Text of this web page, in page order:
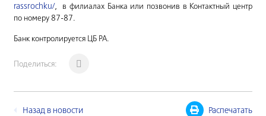
rassrochku/, в филиалах Банка или позвонив в Контактный центр
по номеру 87-87.
Банк контролируется ЦБ РА.
Поделиться:
Назад в новости Распечатать